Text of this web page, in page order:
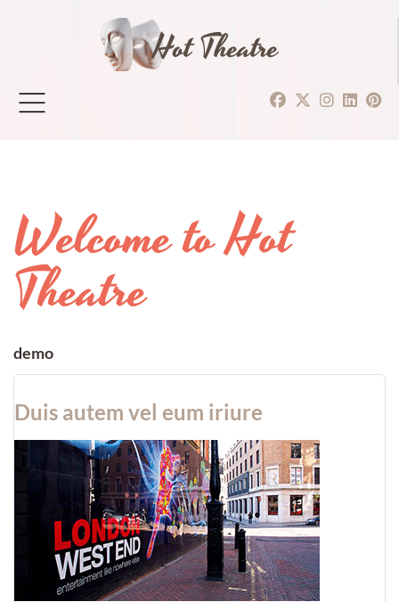
Hot Theatre
Welcome to Hot
Theatre
demo
Duis autem vel eum iriure